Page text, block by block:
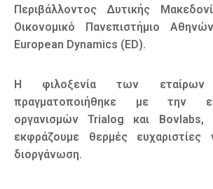
Περιβάλλοντος Δυτικής
Οικονομικό Πανεπιστήμιο
European Dynamics (ED).
Η φιλοξενία των
πραγματοποιήθηκε με την
οργανισμών Trialog και Bovlabs,
εκφράζουμε θερμές ευχαριστίες
διοργάνωση.